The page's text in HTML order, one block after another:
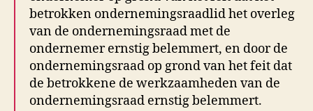
betrokken ondernemingsraadlid het overleg
van de ondernemingsraad met de
ondernemer ernstig belemmert, en door de
ondernemingsraad op grond van het feit dat
de betrokkene de werkzaamheden van de
ondernemingsraad ernstig belemmert.